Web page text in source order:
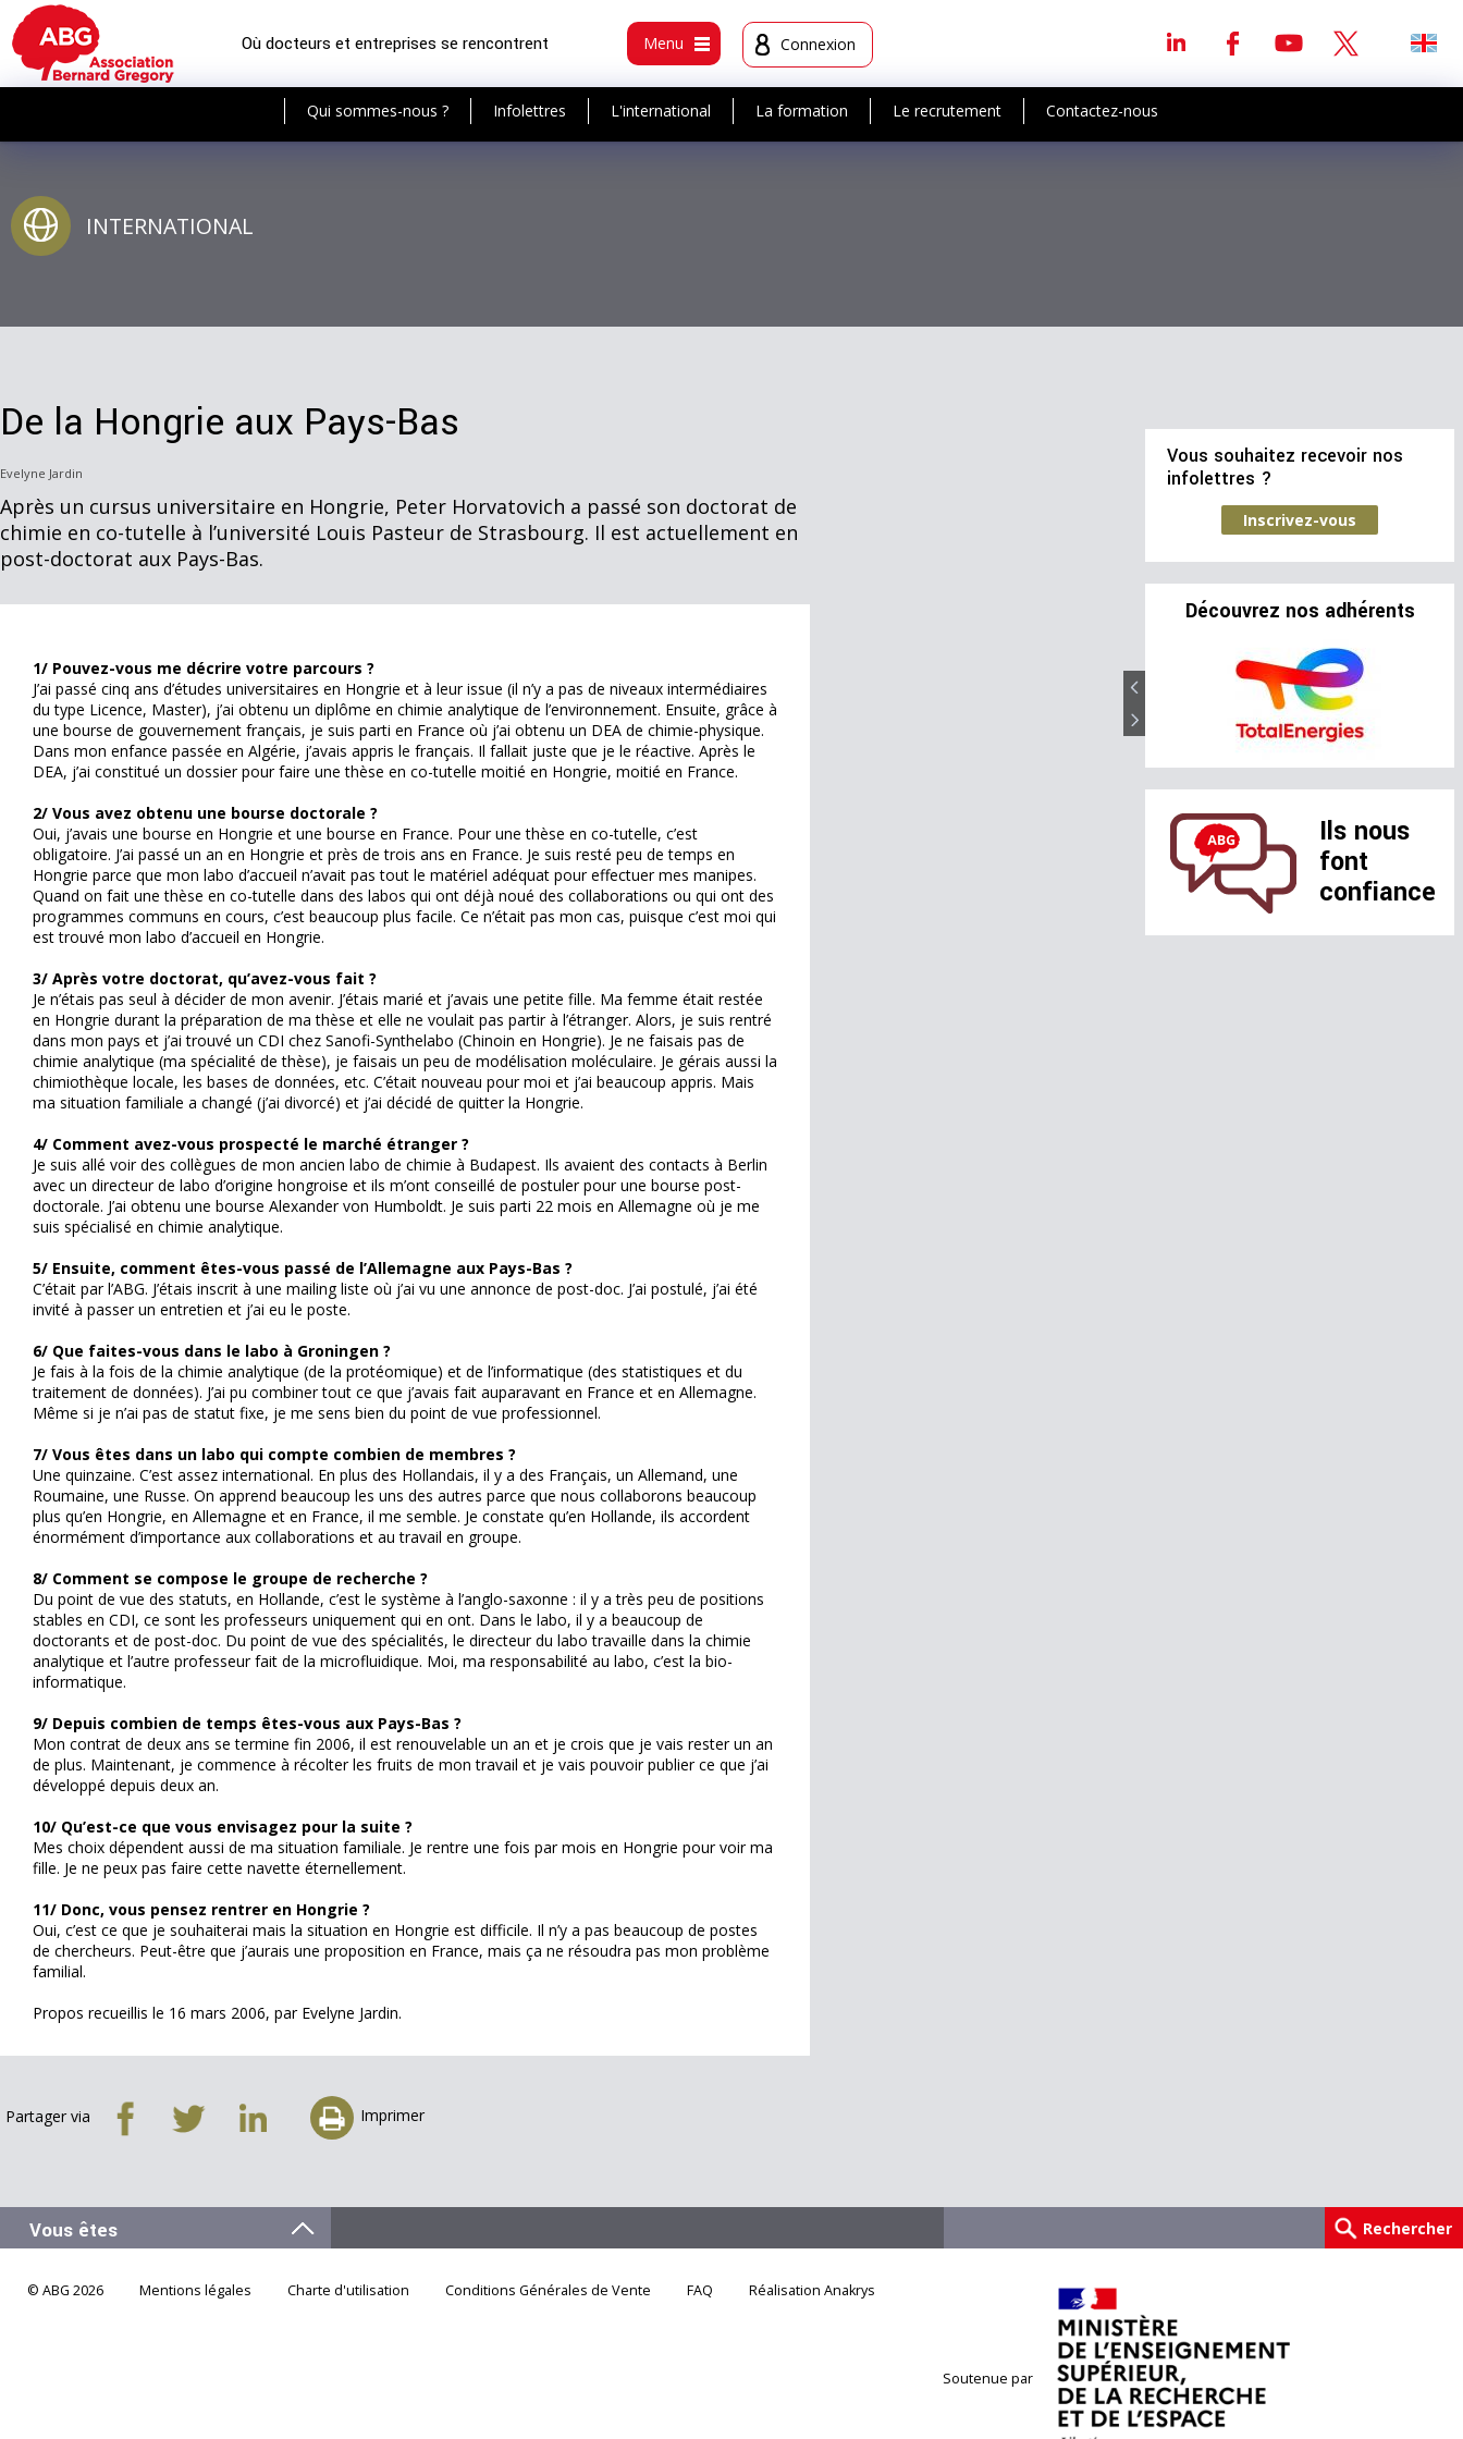
Où docteurs et entreprises se rencontrent Menu Connexion
Qui sommes-nous ? Infolettres L'international La formation Le recrutement Contactez-nous
INTERNATIONAL
De la Hongrie aux Pays-Bas
Evelyne Jardin
Après un cursus universitaire en Hongrie, Peter Horvatovich a passé son doctorat de
chimie en co-tutelle à l’université Louis Pasteur de Strasbourg. Il est actuellement en
post-doctorat aux Pays-Bas.
1/ Pouvez-vous me décrire votre parcours ?
J’ai passé cinq ans d’études universitaires en Hongrie et à leur issue (il n’y a pas de niveaux intermédiaires
du type Licence, Master), j’ai obtenu un diplôme en chimie analytique de l’environnement. Ensuite, grâce à
une bourse de gouvernement français, je suis parti en France où j’ai obtenu un DEA de chimie-physique.
Dans mon enfance passée en Algérie, j’avais appris le français. Il fallait juste que je le réactive. Après le
DEA, j’ai constitué un dossier pour faire une thèse en co-tutelle moitié en Hongrie, moitié en France.
2/ Vous avez obtenu une bourse doctorale ?
Oui, j’avais une bourse en Hongrie et une bourse en France. Pour une thèse en co-tutelle, c’est
obligatoire. J’ai passé un an en Hongrie et près de trois ans en France. Je suis resté peu de temps en
Hongrie parce que mon labo d’accueil n’avait pas tout le matériel adéquat pour effectuer mes manipes.
Quand on fait une thèse en co-tutelle dans des labos qui ont déjà noué des collaborations ou qui ont des
programmes communs en cours, c’est beaucoup plus facile. Ce n’était pas mon cas, puisque c’est moi qui
est trouvé mon labo d’accueil en Hongrie.
3/ Après votre doctorat, qu’avez-vous fait ?
Je n’étais pas seul à décider de mon avenir. J’étais marié et j’avais une petite fille. Ma femme était restée
en Hongrie durant la préparation de ma thèse et elle ne voulait pas partir à l’étranger. Alors, je suis rentré
dans mon pays et j’ai trouvé un CDI chez Sanofi-Synthelabo (Chinoin en Hongrie). Je ne faisais pas de
chimie analytique (ma spécialité de thèse), je faisais un peu de modélisation moléculaire. Je gérais aussi la
chimiothèque locale, les bases de données, etc. C’était nouveau pour moi et j’ai beaucoup appris. Mais
ma situation familiale a changé (j’ai divorcé) et j’ai décidé de quitter la Hongrie.
4/ Comment avez-vous prospecté le marché étranger ?
Je suis allé voir des collègues de mon ancien labo de chimie à Budapest. Ils avaient des contacts à Berlin
avec un directeur de labo d’origine hongroise et ils m’ont conseillé de postuler pour une bourse post-
doctorale. J’ai obtenu une bourse Alexander von Humboldt. Je suis parti 22 mois en Allemagne où je me
suis spécialisé en chimie analytique.
5/ Ensuite, comment êtes-vous passé de l’Allemagne aux Pays-Bas ?
C’était par l’ABG. J’étais inscrit à une mailing liste où j’ai vu une annonce de post-doc. J’ai postulé, j’ai été
invité à passer un entretien et j’ai eu le poste.
6/ Que faites-vous dans le labo à Groningen ?
Je fais à la fois de la chimie analytique (de la protéomique) et de l’informatique (des statistiques et du
traitement de données). J’ai pu combiner tout ce que j’avais fait auparavant en France et en Allemagne.
Même si je n’ai pas de statut fixe, je me sens bien du point de vue professionnel.
7/ Vous êtes dans un labo qui compte combien de membres ?
Une quinzaine. C’est assez international. En plus des Hollandais, il y a des Français, un Allemand, une
Roumaine, une Russe. On apprend beaucoup les uns des autres parce que nous collaborons beaucoup
plus qu’en Hongrie, en Allemagne et en France, il me semble. Je constate qu’en Hollande, ils accordent
énormément d’importance aux collaborations et au travail en groupe.
8/ Comment se compose le groupe de recherche ?
Du point de vue des statuts, en Hollande, c’est le système à l’anglo-saxonne : il y a très peu de positions
stables en CDI, ce sont les professeurs uniquement qui en ont. Dans le labo, il y a beaucoup de
doctorants et de post-doc. Du point de vue des spécialités, le directeur du labo travaille dans la chimie
analytique et l’autre professeur fait de la microfluidique. Moi, ma responsabilité au labo, c’est la bio-
informatique.
9/ Depuis combien de temps êtes-vous aux Pays-Bas ?
Mon contrat de deux ans se termine fin 2006, il est renouvelable un an et je crois que je vais rester un an
de plus. Maintenant, je commence à récolter les fruits de mon travail et je vais pouvoir publier ce que j’ai
développé depuis deux an.
10/ Qu’est-ce que vous envisagez pour la suite ?
Mes choix dépendent aussi de ma situation familiale. Je rentre une fois par mois en Hongrie pour voir ma
fille. Je ne peux pas faire cette navette éternellement.
11/ Donc, vous pensez rentrer en Hongrie ?
Oui, c’est ce que je souhaiterai mais la situation en Hongrie est difficile. Il n’y a pas beaucoup de postes
de chercheurs. Peut-être que j’aurais une proposition en France, mais ça ne résoudra pas mon problème
familial.
Propos recueillis le 16 mars 2006, par Evelyne Jardin.
Partager via Imprimer
Vous souhaitez recevoir nos
infolettres ?
Inscrivez-vous
Découvrez nos adhérents
Ils nous
font
confiance
© ABG 2026 Mentions légales Charte d'utilisation Conditions Générales de Vente FAQ Réalisation Anakrys
Soutenue par